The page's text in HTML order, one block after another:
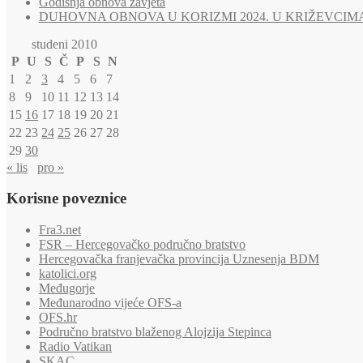
DUHOVNA OBNOVA U KORIZMI 2024. U
studeni 2010
P U S Č P S N
1
2 3 4 5 6
7
8
9 10 11 12 13 14
15 16 17 18 19 20 21
22 23 24 25 26 27 28
29 30
« lis
pro »
Korisne poveznice
Fra3.net
FSR – Hercegovačko područno bratstvo
Hercegovačka franjevačka provincija Uznesenja BDM
katolici.org
Međugorje
Međunarodno vijeće OFS-a
OFS.hr
Područno bratstvo blaženog Alojzija Stepinca
Radio Vatikan